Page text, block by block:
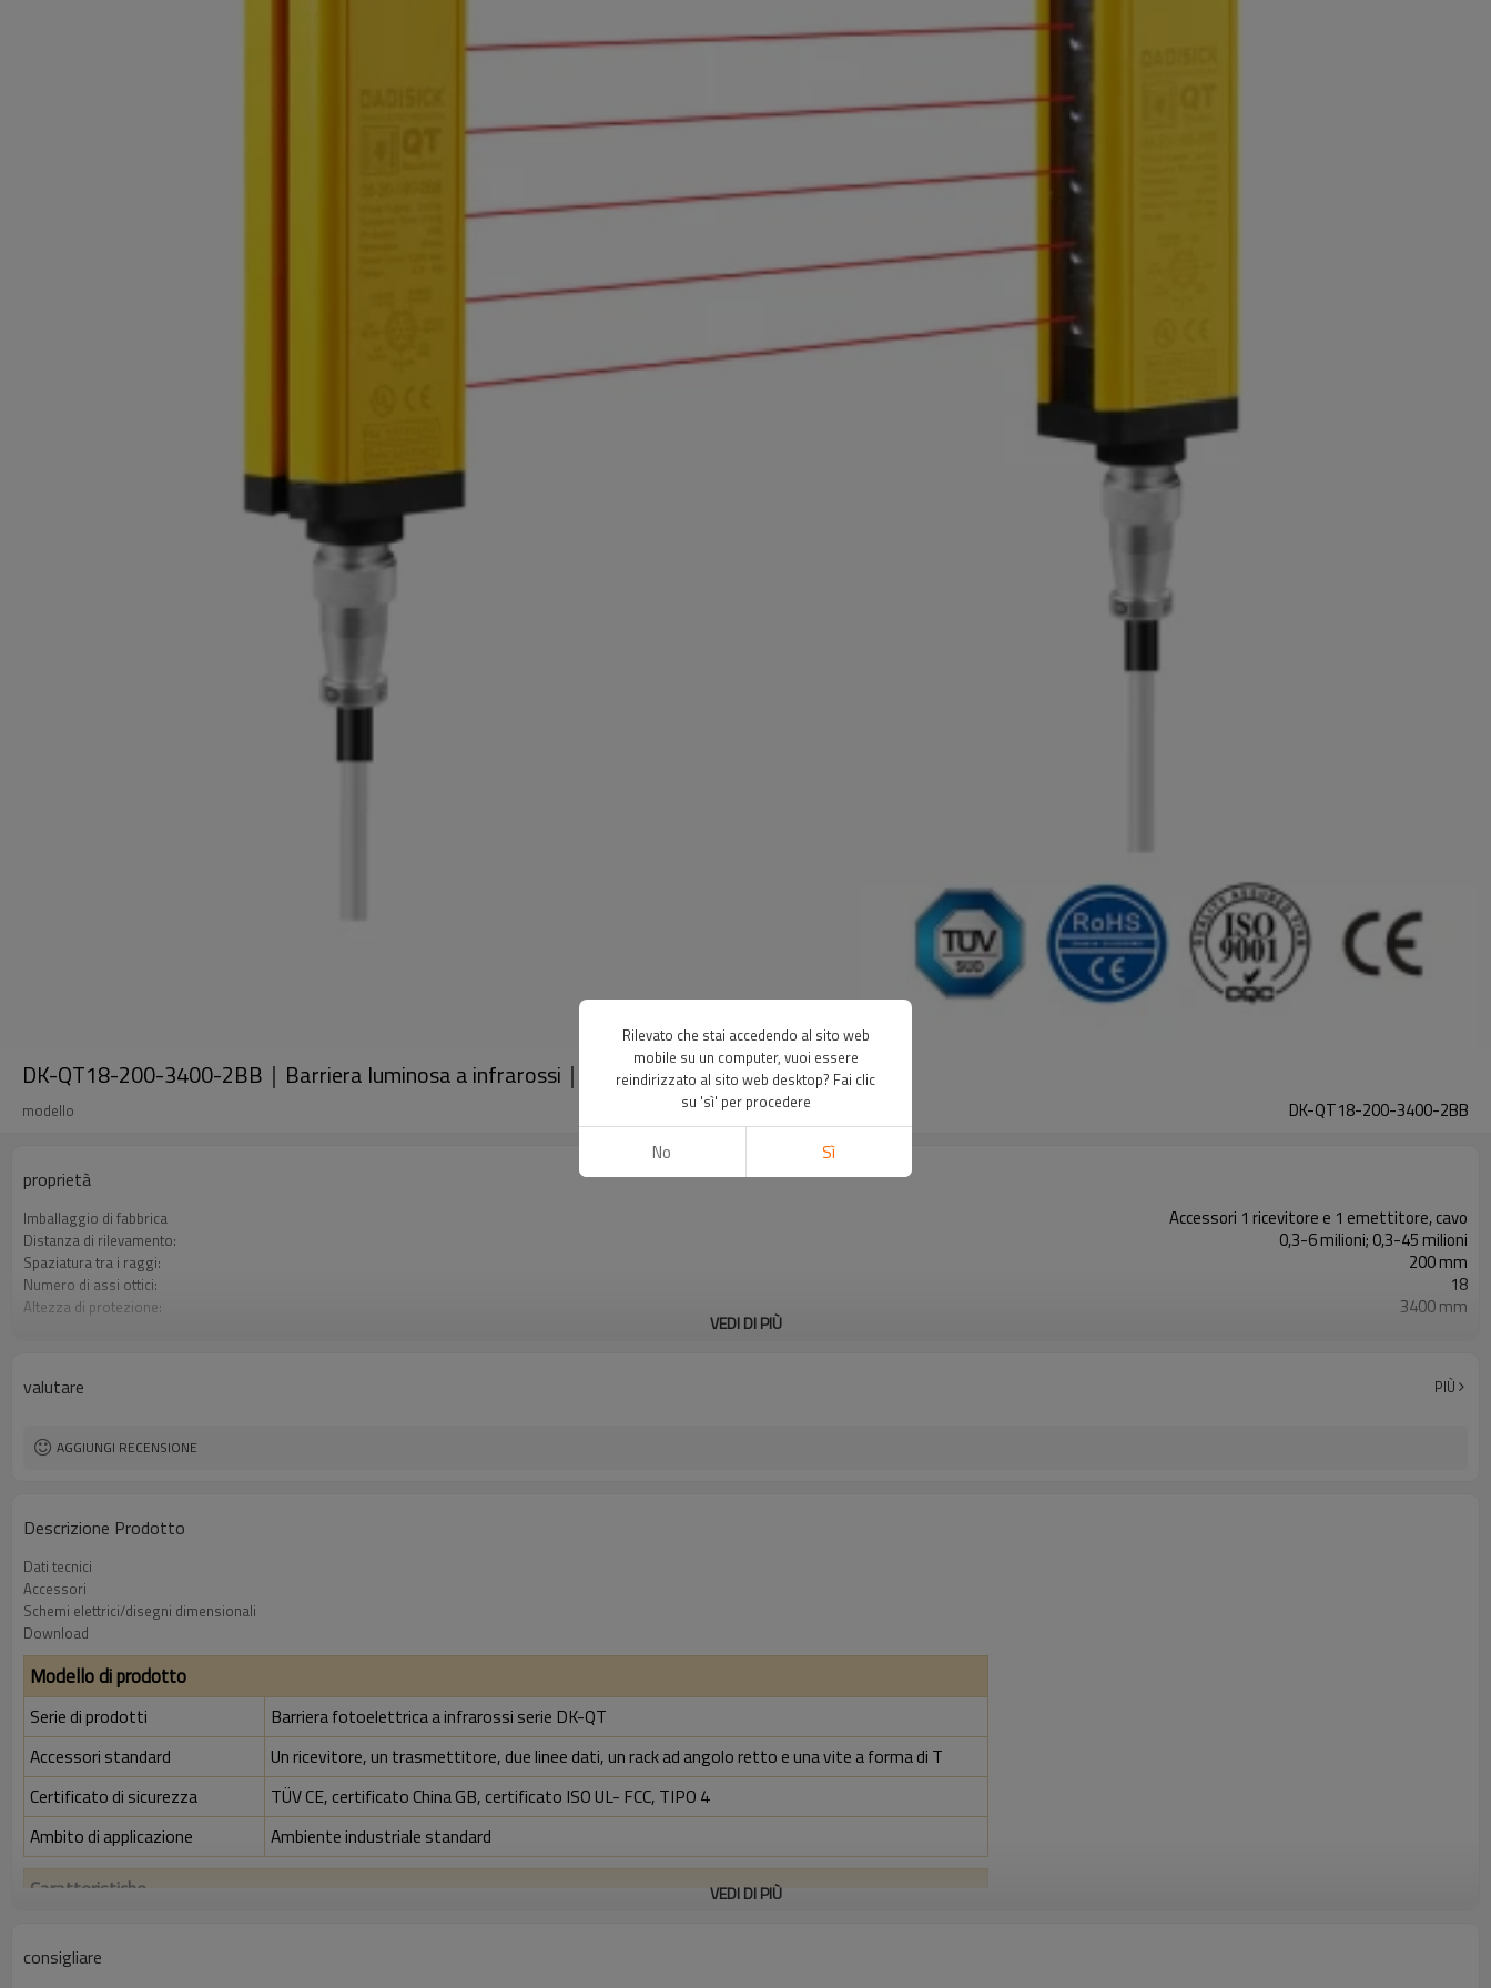
DK-QT18-200-3400-2BB｜Barriera luminosa a infrarossi｜DADISICK
modello DK-QT18-200-3400-2BB
proprietà
Imballaggio di fabbrica Accessori 1 ricevitore e 1 emettitore, cavo
Distanza di rilevamento: 0,3-6 milioni; 0,3-45 milioni
Spaziatura tra i raggi: 200 mm
Numero di assi ottici: 18
Altezza di protezione: 3400 mm
con accessori di montaggio
Certificazione: TUV, UL, CE, RoSH, GB
VEDI DI PIÙ
valutare PIÙ
AGGIUNGI RECENSIONE
Descrizione Prodotto
Dati tecnici
Accessori
Schemi elettrici/disegni dimensionali
Download
Modello di prodotto
Serie di prodotti
Barriera fotoelettrica a infrarossi serie DK-QT
Accessori standard
Un ricevitore, un trasmettitore, due linee dati, un rack ad angolo retto e una vite a forma di T
Certificato di sicurezza
TÜV CE, certificato China GB, certificato ISO UL- FCC, TIPO 4
Ambito di applicazione
Ambiente industriale standard
Caratteristiche
Controlla la precisione
VEDI DI PIÙ
consigliare
Rilevato che stai accedendo al sito web
mobile su un computer, vuoi essere
reindirizzato al sito web desktop? Fai clic
su 'sì' per procedere
No Sì